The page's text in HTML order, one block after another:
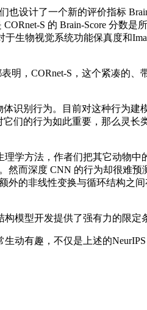
设计了一个新的评价指标
S 的 Brain-Score 分数是
生物视觉系统功能保真度和
，CORnet-S，这个紧凑的、
识别行为。目前对这种行为建
们的行为如此重要，那么灵长
学方法，作者们把其它动物中
然而深度 CNN 的行为却很难预
外的非线性变换与循环结构之
模型开发提供了强有力的限定
动有趣，不仅是上述的NeurIPS